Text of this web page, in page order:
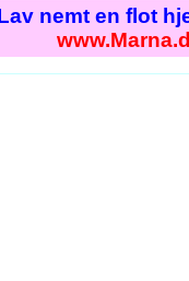
nemt en flot